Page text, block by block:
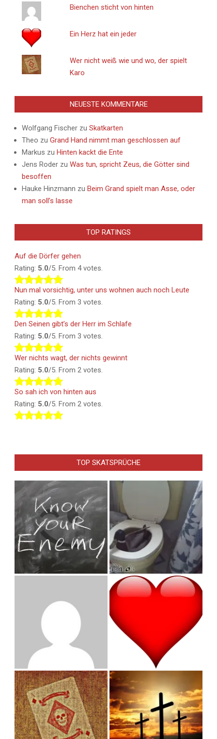
Bienchen sticht von hinten
Ein Herz hat ein jeder
Wer nicht weiß wie und wo, der spielt
Karo
NEUESTE KOMMENTARE
Wolfgang Fischer zu Skatkarten
Theo zu Grand Hand nimmt man geschlossen auf
Markus zu Hinten kackt die Ente
Jens Roder zu Was tun, spricht Zeus, die Götter sind
besoffen
Hauke Hinzmann zu Beim Grand spielt man Asse, oder
man soll’s lasse
TOP RATINGS
Auf die Dörfer gehen
Rating: 5.0/5. From 4 votes.
Nun mal vorsichtig, unter uns wohnen auch noch Leute
Rating: 5.0/5. From 3 votes.
Den Seinen gibt’s der Herr im Schlafe
Rating: 5.0/5. From 3 votes.
Wer nichts wagt, der nichts gewinnt
Rating: 5.0/5. From 2 votes.
So sah ich von hinten aus
Rating: 5.0/5. From 2 votes.
TOP SKATSPRÜCHE